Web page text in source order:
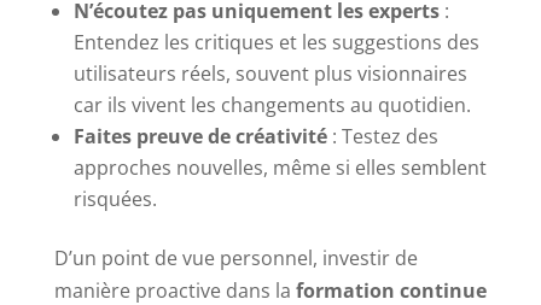
N’écoutez pas uniquement les experts:
Entendez les critiques et les suggestions des
utilisateurs réels, souvent plus visionnaires
car ils vivent les changements au quotidien.
Faites preuve de créativité: Testez des
approches nouvelles, même si elles semblent
risquées.
D’un point de vue personnel, investir de
manière proactive dans la formation continue